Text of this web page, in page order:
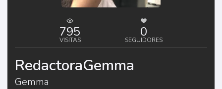
795
VISITAS
0
SEGUIDORES
RedactoraGemma
Gemma